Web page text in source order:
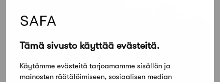
Tämä sivusto käyttää evästeitä.
Käytämme evästeitä tarjoamamme sisällön ja
mainosten räätälöimiseen, sosiaalisen median